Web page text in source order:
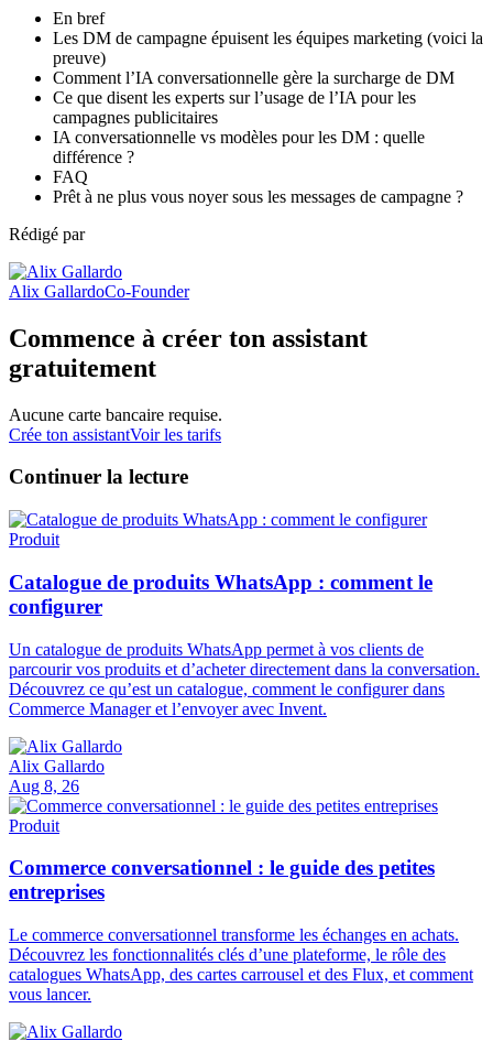
En bref
Les DM de campagne épuisent les équipes marketing (voici la
preuve)
Comment l’IA conversationnelle gère la surcharge de DM
Ce que disent les experts sur l’usage de l’IA pour les
campagnes publicitaires
IA conversationnelle vs modèles pour les DM : quelle
différence ?
FAQ
Prêt à ne plus vous noyer sous les messages de campagne ?
Rédigé par
Alix GallardoCo-Founder
Commence à créer ton assistant
gratuitement
Aucune carte bancaire requise.
Crée ton assistantVoir les tarifs
Continuer la lecture
Produit
Catalogue de produits WhatsApp : comment le
configurer
Un catalogue de produits WhatsApp permet à vos clients de
parcourir vos produits et d’acheter directement dans la conversation.
Découvrez ce qu’est un catalogue, comment le configurer dans
Commerce Manager et l’envoyer avec Invent.
Alix Gallardo
Aug 8, 26
Produit
Commerce conversationnel : le guide des petites
entreprises
Le commerce conversationnel transforme les échanges en achats.
Découvrez les fonctionnalités clés d’une plateforme, le rôle des
catalogues WhatsApp, des cartes carrousel et des Flux, et comment
vous lancer.